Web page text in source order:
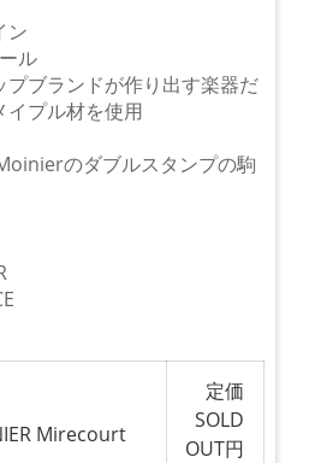
ン
ル
プブランドが作り出す楽器だ
イプル材を使用
のダブルスタンプの駒
Mirecourt
定価
SOLD
OUT円